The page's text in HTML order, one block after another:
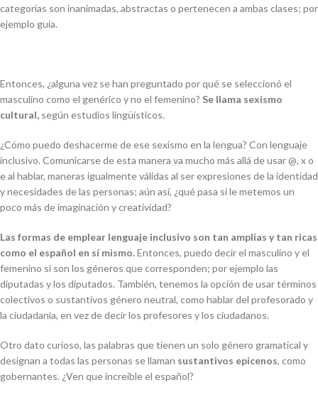
categorías son inanimadas, abstractas o pertenecen a ambas clases; por
ejemplo guía.
Entonces, ¿alguna vez se han preguntado por qué se seleccionó el
masculino como el genérico y no el femenino? Se llama sexismo
cultural, según estudios lingüísticos.
¿Cómo puedo deshacerme de ese sexismo en la lengua? Con lenguaje
inclusivo. Comunicarse de esta manera va mucho más allá de usar @, x o
e al hablar, maneras igualmente válidas al ser expresiones de la identidad
y necesidades de las personas; aún así, ¿qué pasa si le metemos un
poco más de imaginación y creatividad?
Las formas de emplear lenguaje inclusivo son tan amplias y tan ricas
como el español en sí mismo.Entonces, puedo decir el masculino y el
femenino si son los géneros que corresponden; por ejemplo las
diputadas y los diputados. También, tenemos la opción de usar términos
colectivos o sustantivos género neutral, como hablar del profesorado y
la ciudadanía, en vez de decir los profesores y los ciudadanos.
Otro dato curioso, las palabras que tienen un solo género gramatical y
designan a todas las personas se llaman sustantivos epicenos, como
gobernantes. ¿Ven que increíble el español?